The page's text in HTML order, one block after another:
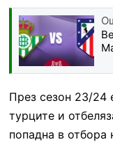
През сезон 23/24
турците и
попадна в отбора